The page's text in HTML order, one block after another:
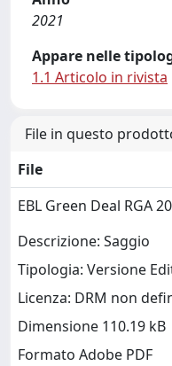
2021
Appare nelle
1.1 Articolo in rivista
File in questo
File
EBL Green Deal RGA
Descrizione: Saggio
Tipologia: Versione
Licenza: DRM non
Dimensione 110.19 kB
Formato Adobe PDF